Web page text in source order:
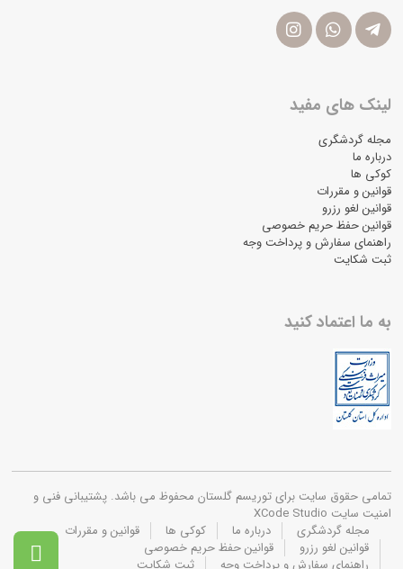

لینک های مفید
مجله گردشگری
درباره ما
کوکی ها
قوانین و مقررات
قوانین لغو رزرو
قوانین حفظ حریم خصوصی
راهنمای سفارش و پرداخت وجه
ثبت شکایت
به ما اعتماد کنید
تمامی حقوق سایت برای توریسم گلستان محفوظ می باشد. پشتیبانی فنی و
امنیت سایت XCode Studio
مجله گردشگری
درباره ما کوکی ها
قوانین و مقررات
قوانین لغو رزرو
قوانین حفظ حریم خصوصی